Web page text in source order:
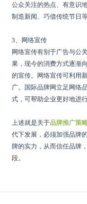
公众关注的热点、有意识
制造新闻、巧借传统节日
3、网络宣传
网络宣传有别于广告与公
果，现今的消费方式逐渐
的宣传。网络宣传可利用
广。国际品牌网立足网络
式，可帮助企业更好地进
上述就是关于品牌推广策
代下发展，必须加强品牌
牌的实力，从而信任品牌，
段。